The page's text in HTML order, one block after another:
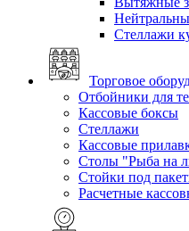
Стеллажи
Торговое
Отбойники для
Кассовые боксы
Стеллажи
Кассовые
Столы "Рыба на
Стойки под
Расчетные